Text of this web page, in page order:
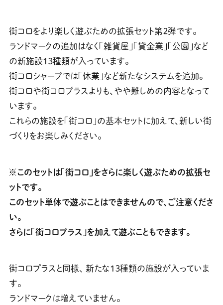
街コロをより楽しく遊ぶための拡張セット第２弾です。
ランドマークの追加はなく「雑貨屋」「貸金業」「公園」など
の新施設１３種類が入っています。
街コロシャープでは「休業」など新たなシステムを追加。
街コロや街コロプラスよりも、やや難しめの内容となって
います。
これらの施設を「街コロ」の基本セットに加えて、新しい街
づくりをお楽しみください。
※このセットは「街コロ」をさらに楽しく遊ぶための拡張セ
ットです。
このセット単体で遊ぶことはできませんので、ご注意くださ
い。
さらに「街コロプラス」を加えて遊ぶこともできます。
街コロプラスと同様、 新たな１３種類の施設が入っていま
す。
ランドマークは増えていません。